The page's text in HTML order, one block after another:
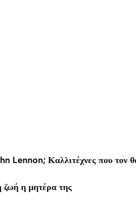
Lennon; Καλλιτέχνες που τον
η μητέρα της